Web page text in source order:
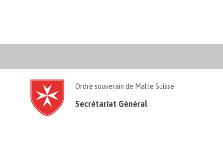
Ordre souverain de Malte Suisse
Secrétariat Général